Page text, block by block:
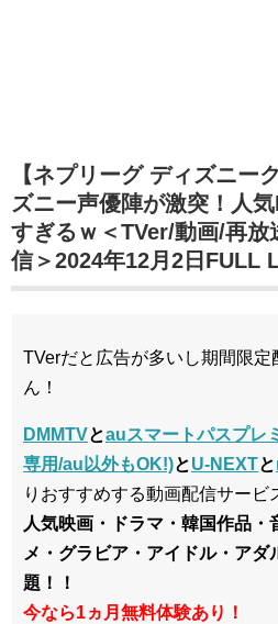
【ネプリーグ ディズニー
ズニー声優陣が激突！人
すぎるｗ＜TVer/動画/再
信＞2024年12月2日FULL
TVerだと広告が多いし期間限
ん！
DMMTVとauスマートパスプレ
専用/au以外もOK!)とU-NEXTと
りおすすめする動画配信サービ
人気映画・ドラマ・韓国作品・
メ・グラビア・アイドル・アダ
題！！
今なら1ヵ月無料体験あり！